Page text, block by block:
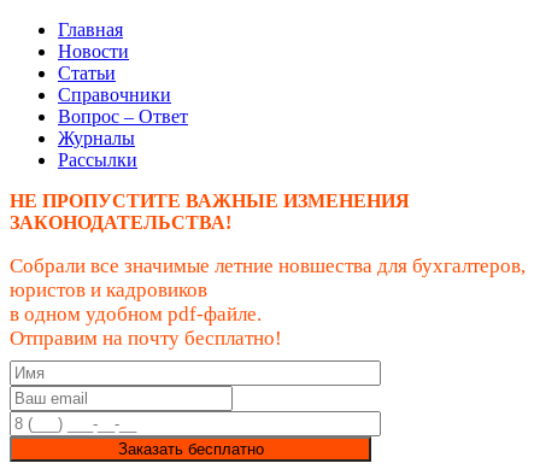
Главная
Новости
Статьи
Справочники
Вопрос – Ответ
Журналы
Рассылки
НЕ ПРОПУСТИТЕ ВАЖНЫЕ ИЗМЕНЕНИЯ
ЗАКОНОДАТЕЛЬСТВА!
Собрали все значимые летние новшества для бухгалтеров,
юристов и кадровиков
в одном удобном pdf-файле.
Отправим на почту бесплатно!
Заказать бесплатно